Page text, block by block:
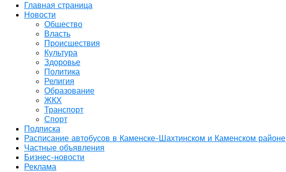
Главная страница
Новости
Общество
Власть
Происшествия
Культура
Здоровье
Политика
Религия
Образование
ЖКХ
Транспорт
Спорт
Подписка
Расписание автобусов в Каменске-Шахтинском и Каменском районе
Частные объявления
Бизнес-новости
Реклама